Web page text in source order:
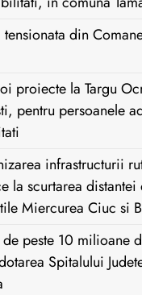
tensionata din
proiecte la Targu
pentru persoanele
infrastructurii
la scurtarea distantei
Miercurea Ciuc si
peste 10 milioane
Spitalului